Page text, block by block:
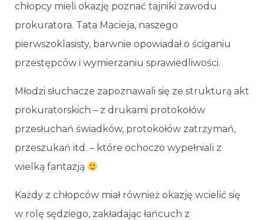
chłopcy mieli okazję poznać tajniki zawodu
prokuratora. Tata Macieja, naszego
pierwszoklasisty, barwnie opowiadał o ściganiu
przestępców i wymierzaniu sprawiedliwości.
Młodzi słuchacze zapoznawali się ze strukturą akt
prokuratorskich – z drukami protokołów
przesłuchań świadków, protokołów zatrzymań,
przeszukań itd. – które ochoczo wypełniali z
wielką fantazją
Każdy z chłopców miał również okazję wcielić się
w rolę sędziego, zakładając łańcuch z